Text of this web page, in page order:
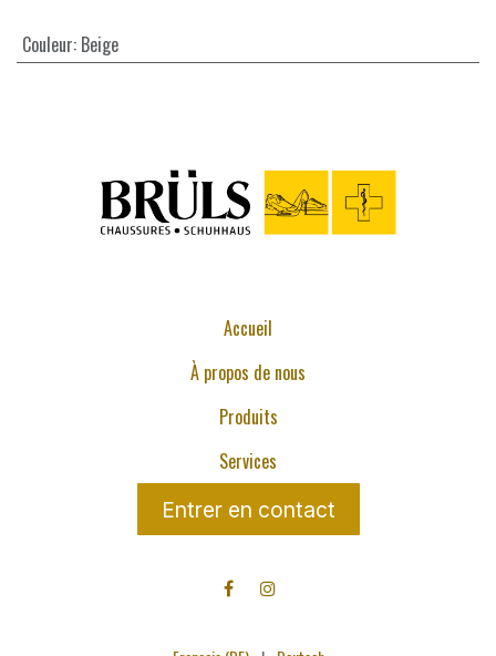
Couleur: Beige
Accueil
À propos de nous
Produits
Services
Entrer en contact